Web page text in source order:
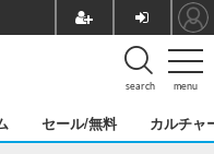
menu
search
セール/無料 カルチャ